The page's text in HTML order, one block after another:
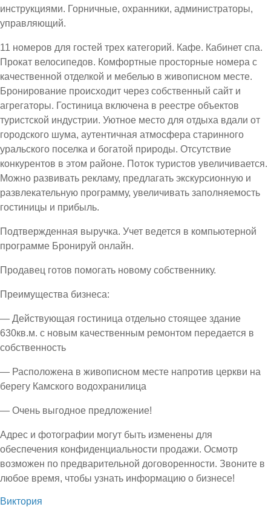
инструкциями. Горничные, охранники, администраторы,
управляющий.
11 номеров для гостей трех категорий. Кафе. Кабинет спа.
Прокат велосипедов. Комфортные просторные номера с
качественной отделкой и мебелью в живописном месте.
Бронирование происходит через собственный сайт и
агрегаторы. Гостиница включена в реестре объектов
туристской индустрии. Уютное место для отдыха вдали от
городского шума, аутентичная атмосфера старинного
уральского поселка и богатой природы. Отсутствие
конкурентов в этом районе. Поток туристов увеличивается.
Можно развивать рекламу, предлагать экскурсионную и
развлекательную программу, увеличивать заполняемость
гостиницы и прибыль.
Подтвержденная выручка. Учет ведется в компьютерной
программе Бронируй онлайн.
Продавец готов помогать новому собственнику.
Преимущества бизнеса:
— Действующая гостиница отдельно стоящее здание
630кв.м. с новым качественным ремонтом передается в
собственность
— Расположена в живописном месте напротив церкви на
берегу Камского водохранилица
— Очень выгодное предложение!
Адрес и фотографии могут быть изменены для
обеспечения конфиденциальности продажи. Осмотр
возможен по предварительной договоренности. Звоните в
любое время, чтобы узнать информацию о бизнесе!
Виктория